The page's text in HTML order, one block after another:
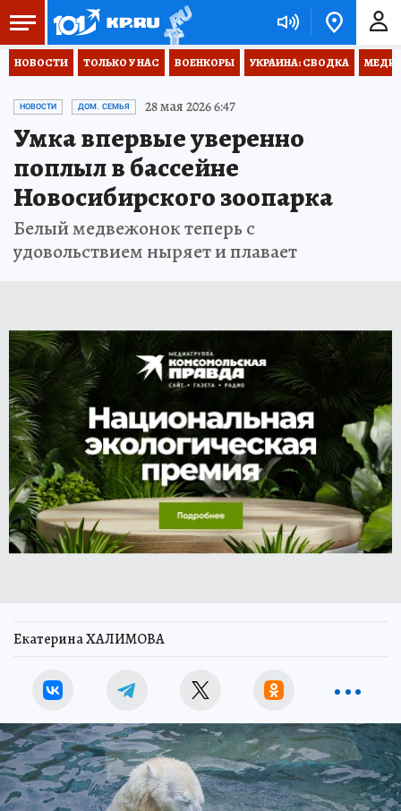
НОВОСТИ ТОЛЬКО У НАС ВОЕНКОРЫ УКРАИНА: СВОДКА
НОВОСТИ ДОМ. СЕМЬЯ 28 мая 2026 6:47
Умка впервые уверенно
поплыл в бассейне
Новосибирского зоопарка
Белый медвежонок теперь с
удовольствием ныряет и плавает
Екатерина ХАЛИМОВА